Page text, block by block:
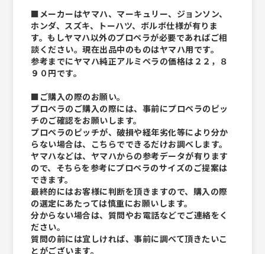
■メーカーはヤマハ、マーキュリー、ジョンソン、
ホンダ、スズキ、トーハツ、ボルボ仕様が有りま
す。もしヤマハ以外のプロペラが必要であればご相
談ください。現在出品中のものはヤマハ用です。
参考までにヤマハ純正アルミペラの価格は２２，８
９０円です。
■ご購入の際のお願い。
プロペラのご購入の際には、事前にプロペラのピッ
チのご確認をお願いします。
プロペラのピッチが、破損や経年劣化等により分か
らない場合は、こちらでできるだけお調べします。
ヤマハなどは、ヤマハからの参考データが有ります
ので、そちらを参考にプロペラのサイズのご提案は
できます。
最終的にはお客様に判断を頂きますので、購入の際
の選定にあたっては慎重にお願いします。
分からない場合は、質問やお電話などでご連絡をく
ださい。
質問の前には宜しければ、事前に調べて頂きたいこ
とがございます。